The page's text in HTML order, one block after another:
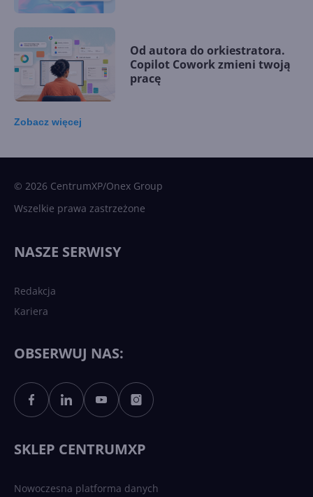
Od autora do orkiestratora.
Copilot Cowork zmieni twoją
pracę
Sztuczna inteligencja po
polsku. Dość barier
Zobacz więcej
© 2026 CentrumXP/Onex Group
Wszelkie prawa zastrzeżone
NASZE SERWISY
Redakcja
Kariera
OBSERWUJ NAS:
SKLEP CENTRUMXP
Nowoczesna platforma danych